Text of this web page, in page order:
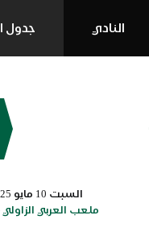
النادي جدول
السبت 10 مايو 2025 | 16:00
ملعب العربي الزاولي -